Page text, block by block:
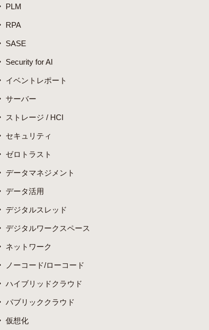
PLM
RPA
SASE
Security for AI
イベントレポート
サーバー
ストレージ / HCI
セキュリティ
ゼロトラスト
データマネジメント
データ活用
デジタルスレッド
デジタルワークスペース
ネットワーク
ノーコード/ローコード
ハイブリッドクラウド
パブリッククラウド
仮想化